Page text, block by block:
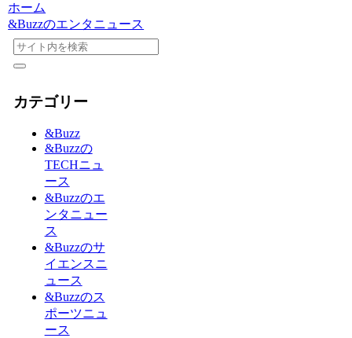
ホーム
&Buzzのエンタニュース
カテゴリー
&Buzz
&Buzzの
TECHニュ
ース
&Buzzのエ
ンタニュー
ス
&Buzzのサ
イエンスニ
ュース
&Buzzのス
ポーツニュ
ース